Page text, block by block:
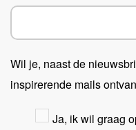
Wil je, naast de
inspirerende mails
Ja, ik wil graag